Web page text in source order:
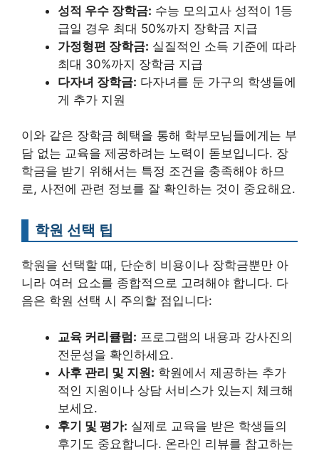
성적 우수 장학금: 수능 모의고사 성적이 1등
급일 경우 최대 50%까지 장학금 지급
가정형편 장학금: 실질적인 소득 기준에 따라
최대 30%까지 장학금 지급
다자녀 장학금: 다자녀를 둔 가구의 학생들에
게 추가 지원
이와 같은 장학금 혜택을 통해 학부모님들에게는 부
담 없는 교육을 제공하려는 노력이 돋보입니다. 장
학금을 받기 위해서는 특정 조건을 충족해야 하므
로, 사전에 관련 정보를 잘 확인하는 것이 중요해요.
학원 선택 팁
학원을 선택할 때, 단순히 비용이나 장학금뿐만 아
니라 여러 요소를 종합적으로 고려해야 합니다. 다
음은 학원 선택 시 주의할 점입니다:
교육 커리큘럼: 프로그램의 내용과 강사진의
전문성을 확인하세요.
사후 관리 및 지원: 학원에서 제공하는 추가
적인 지원이나 상담 서비스가 있는지 체크해
보세요.
후기 및 평가: 실제로 교육을 받은 학생들의
후기도 중요합니다. 온라인 리뷰를 참고하는